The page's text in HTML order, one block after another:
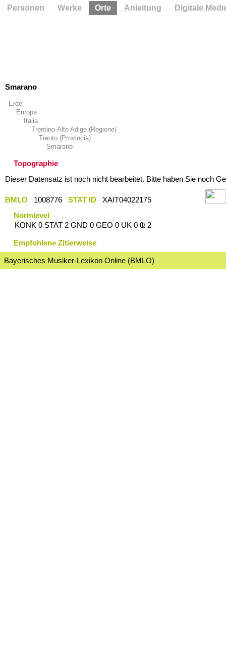
Smarano
Erde
Europa
Italia
Trentino-Alto Adige (Regione)
Trento (Provincia)
Smarano
Topographie
Dieser Datensatz ist noch nicht bearbeitet. Bitte haben Sie noch
BMLO 1008776 STAT ID
XAIT04022175
Normlevel
KONK 0 STAT 2 GND 0 GEO 0 UK 0 Ҩ 2
Empfohlene Zitierweise
Bayerisches Musiker-Lexikon Online (BMLO)
Personen Werke Orte Anleitung Digitale